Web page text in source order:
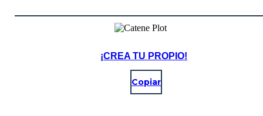
¡CREA TU PROPIO!
Copiar